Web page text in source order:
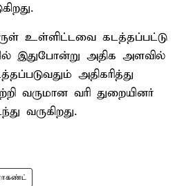
உள்ளிட்டவை கடத்தப்பட்டு
இதுபோன்று அதிக அளவில்
அதிகரித்து
வருமான வரி துறையினர்
வருகிறது.